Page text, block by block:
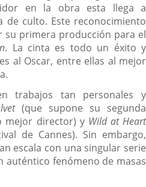
en la obra esta llega a
de culto. Este reconocimiento
su primera producción para el
. La cinta es todo un éxito y
al Oscar, entre ellas al mejor
trabajos tan personales y
(que supone su segunda
mejor director) y Wild at Heart
de Cannes). Sin embargo,
escala con una singular serie
auténtico fenómeno de masas